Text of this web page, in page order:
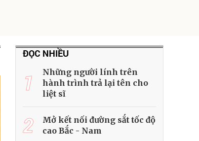
ĐỌC NHIỀU
1
Những người lính trên
hành trình trả lại tên cho
liệt sĩ
2
Mở kết nối đường sắt tốc độ
cao Bắc - Nam